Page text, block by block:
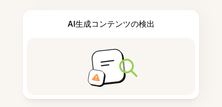
AI生成コンテンツの検出